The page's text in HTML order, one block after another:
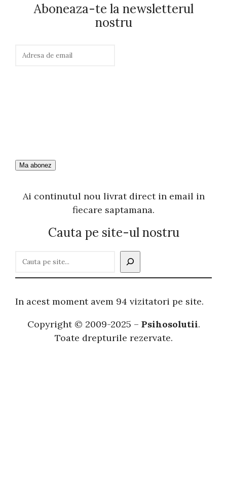
Aboneaza-te la newsletterul
nostru
Ai continutul nou livrat direct in email in
fiecare saptamana.
Cauta pe site-ul nostru
t
In acest moment avem 94 vizitatori pe site.
Copyright © 2009-2025 – Psihosolutii.
Toate drepturile rezervate.